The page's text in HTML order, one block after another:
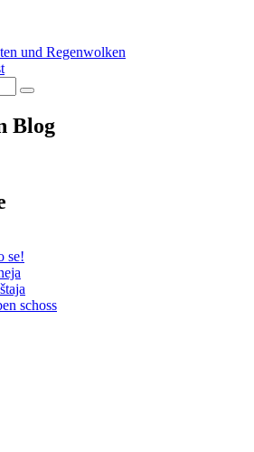
und Regenwolken
Suchen
Blog
se!
schoss